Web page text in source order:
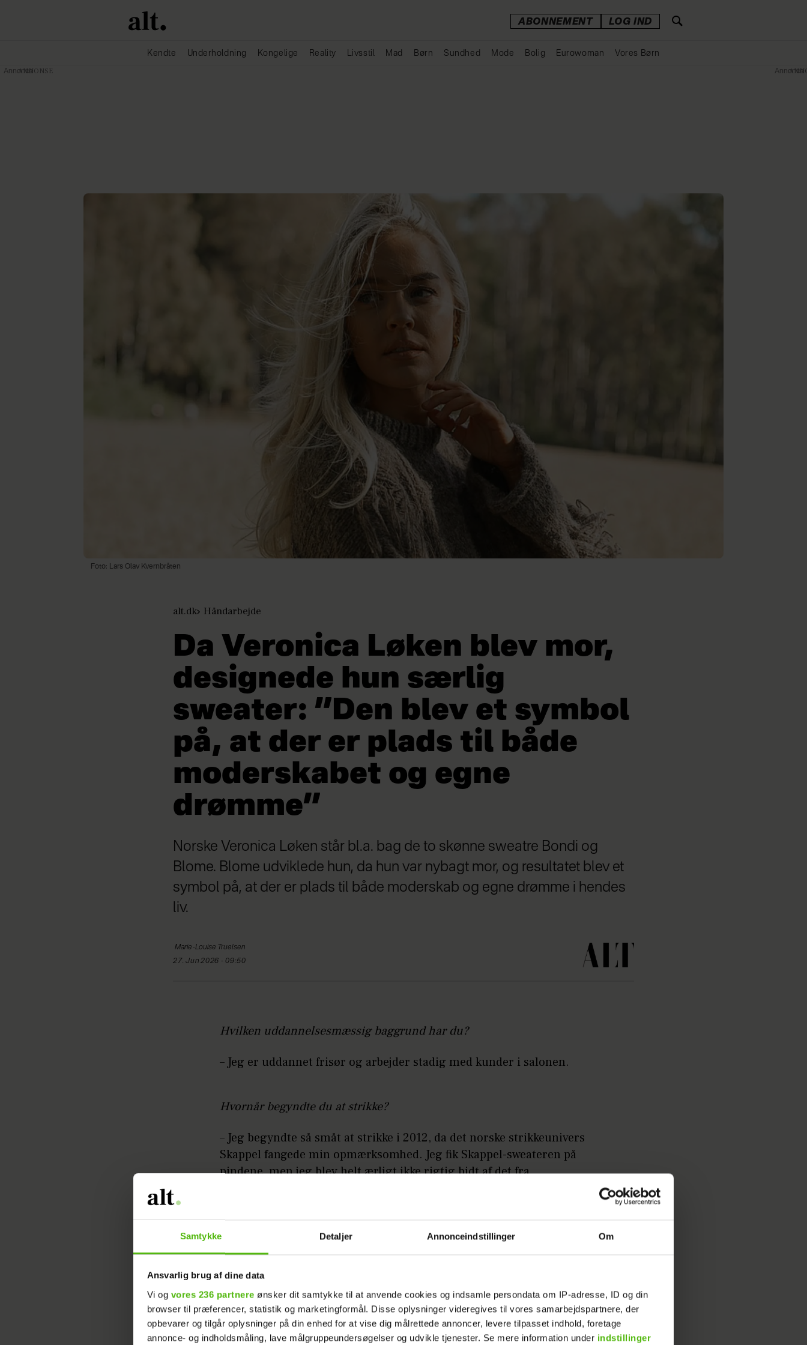
Samtykke Detaljer Annonceindstillinger Om
Ansvarlig brug af dine data
Vi og vores 236 partnere ønsker dit samtykke til at anvende cookies og indsamle persondata om IP-adresse, ID og din
browser til præferencer, statistik og marketingformål. Disse oplysninger videregives til vores samarbejdspartnere, der
opbevarer og tilgår oplysninger på din enhed for at vise dig målrettede annoncer, levere tilpasset indhold, foretage
annonce- og indholdsmåling, lave målgruppeundersøgelser og udvikle tjenester. Se mere information under indstillinger
ABONNEMENT LOG IND
Kendte Underholdning Kongelige Reality Livsstil Mad Børn Sundhed Mode Bolig Eurowoman Vores Børn
Foto: Lars Olav Kvernbråten
alt.dk Håndarbejde
Da Veronica Løken blev mor,
designede hun særlig
sweater: ”Den blev et symbol
på, at der er plads til både
moderskabet og egne
drømme”
Norske Veronica Løken står bl.a. bag de to skønne sweatre Bondi og
Blome. Blome udviklede hun, da hun var nybagt mor, og resultatet blev et
symbol på, at der er plads til både moderskab og egne drømme i hendes
liv.
Marie-Louise Truelsen
27. Jun 2026 - 09:50
Hvilken uddannelsesmæssig baggrund har du?
– Jeg er uddannet frisør og arbejder stadig med kunder i salonen.
Hvornår begyndte du at strikke?
– Jeg begyndte så småt at strikke i 2012, da det norske strikkeunivers
Skappel fangede min opmærksomhed. Jeg fik Skappel-sweateren på
pindene, men jeg blev helt ærligt ikke rigtig bidt af det fra
Efter nogle år med op og ned på strikkefronten, skete der dog noget.
Hvorfor begyndte du at strikke?
– Min farmor har altid haft strikkepindene i hænderne, og hun har
været – og er – ”my person”. Strik blev derfor vores ”ting”. Hun er
faktisk en af mine teststrikkere i dag – som 87-årig!
Annonce Annonce